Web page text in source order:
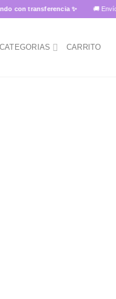
transferencia ✨ 🚚 Envío
CATEGORIAS CARRITO